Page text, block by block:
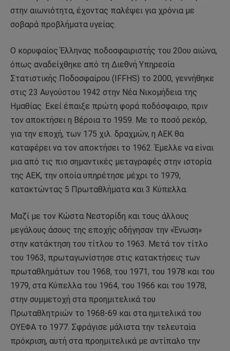
στην αιωνιότητα, έχοντας παλέψει για χρόνια με
σοβαρά προβλήματα υγείας.
Ο κορυφαίος Έλληνας ποδοσφαιριστής του 20ου αιώνα,
όπως αναδείχθηκε από τη Διεθνή Υπηρεσία
Στατιστικής Ποδοσφαίρου (IFFHS) το 2000, γεννήθηκε
στις 23 Αυγούστου 1942 στην Νέα Νικομήδεια της
Ημαθίας. Εκεί έπαιξε πρώτη φορά ποδόσφαιρο, πριν
τον αποκτήσει η Βέροια το 1959. Με το ποσό ρεκόρ,
για την εποχή, των 175 χιλ. δραχμών, η ΑΕΚ θα
καταφέρει να τον αποκτήσει το 1962. Έμελλε να είναι
μια από τις πιο σημαντικές μεταγραφές στην ιστορία
της ΑΕΚ, την οποία υπηρέτησε μέχρι το 1979,
κατακτώντας 5 Πρωταθλήματα και 3 Κύπελλα.
Μαζί με τον Κώστα Νεστορίδη και τους άλλους
μεγάλους άσους της εποχής οδήγησαν την «Ένωση»
στην κατάκτηση του τίτλου το 1963. Μετά τον τίτλο
του 1963, πρωταγωνίστησε στις κατακτήσεις των
πρωταθλημάτων του 1968, του 1971, του 1978 και του
1979, στα Κύπελλα του 1964, του 1966 και του 1978,
στην συμμετοχή στα προημιτελικά του
Πρωταθλητριών το 1968-69 και στα ημιτελικά του
ΟΥΕΦΑ το 1977. Σφράγισε μάλιστα την τελευταία
πρόκριση, αυτή στα προημιτελικά με αντίπαλο την